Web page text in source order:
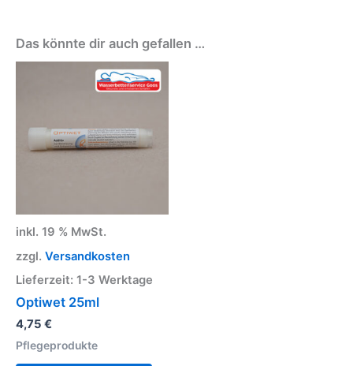
Das könnte dir auch gefallen …
inkl. 19 % MwSt.
zzgl. Versandkosten
Lieferzeit: 1-3 Werktage
Optiwet 25ml
4,75 €
Pflegeprodukte